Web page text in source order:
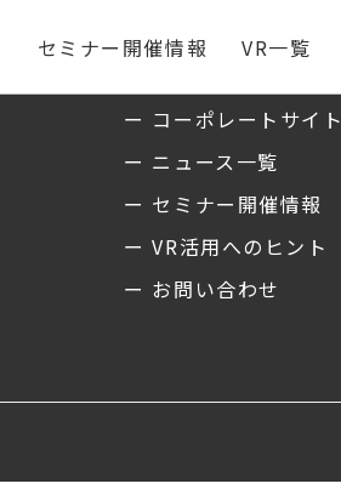
セミナー開催情報 VR一覧
私たちについて
ー コーポレートサイト
ー ニュース一覧
ー セミナー開催情報
ー VR活用へのヒント
ー お問い合わせ